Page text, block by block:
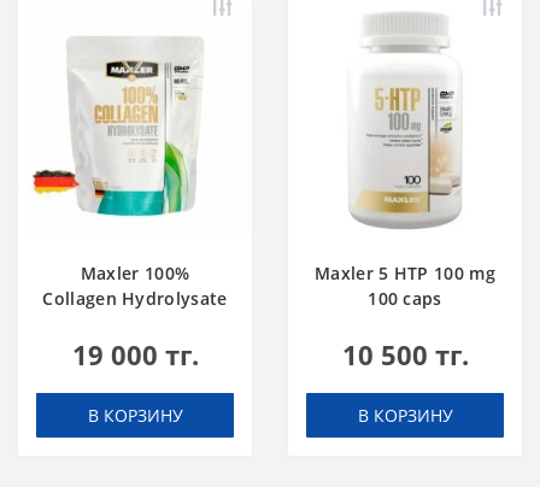
Maxler 100%
Collagen Hydrolysate
19 000 тг.
В КОРЗИНУ
Maxler 5 HTP 100 mg
100 caps
10 500 тг.
В КОРЗИНУ